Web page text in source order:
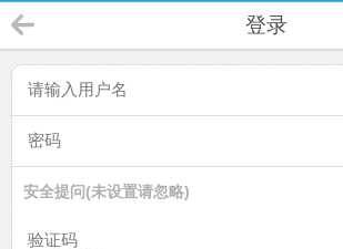
登录
安全提问(未设置请忽略)